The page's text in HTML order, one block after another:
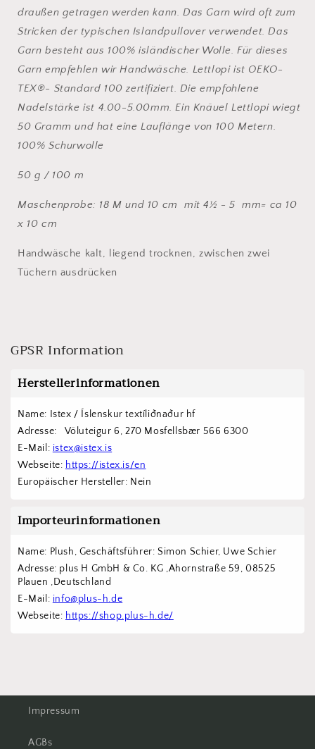
draußen getragen werden kann. Das Garn wird oft zum
Stricken der typischen Islandpullover verwendet. Das
Garn besteht aus 100% isländischer Wolle. Für dieses
Garn empfehlen wir Handwäsche. Lettlopi ist OEKO-
TEX®- Standard 100 zertifiziert. Die empfohlene
Nadelstärke ist 4.00-5.00mm. Ein Knäuel Lettlopi wiegt
50 Gramm und hat eine Lauflänge von 100 Metern.
100% Schurwolle
50 g / 100 m
Maschenprobe: 18 M und 10 cm mit 4½ - 5 mm= ca 10
x 10 cm
Handwäsche kalt, liegend trocknen, zwischen zwei
Tüchern ausdrücken
GPSR Information
Herstellerinformationen
Name: Istex / Íslenskur textíliðnaður hf
Adresse:   Völuteigur 6, 270 Mosfellsbær 566 6300
E-Mail: istex@istex.is
Webseite: https://istex.is/en
Europäischer Hersteller: Nein
Importeurinformationen
Name: Plush, Geschäftsführer: Simon Schier, Uwe Schier
Adresse: plus H GmbH & Co. KG ,Ahornstraße 59, 08525
Plauen ,Deutschland
E-Mail: info@plus-h.de
Webseite: https://shop.plus-h.de/
Impressum
AGBs